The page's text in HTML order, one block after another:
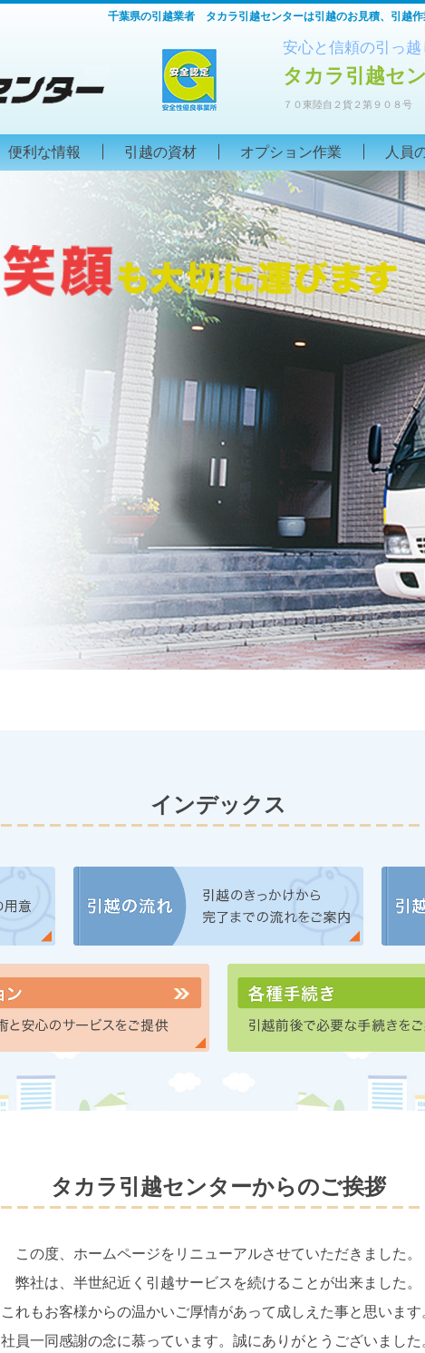
千葉県の引越業者 タカラ引越センターは引越のお見積、引越
安心と信頼の引っ
タカラ引越セ
７０東陸自２貨２第９０８号
便利な情報 引越の資材 オプション作業 人員
インデックス
タカラ引越センターからのご挨拶
この度、ホームページをリニューアルさせていただきました。
弊社は、半世紀近く引越サービスを続けることが出来ました。
これもお客様からの温かいご厚情があって成しえた事と思います
社員一同感謝の念に慕っています。誠にありがとうございました